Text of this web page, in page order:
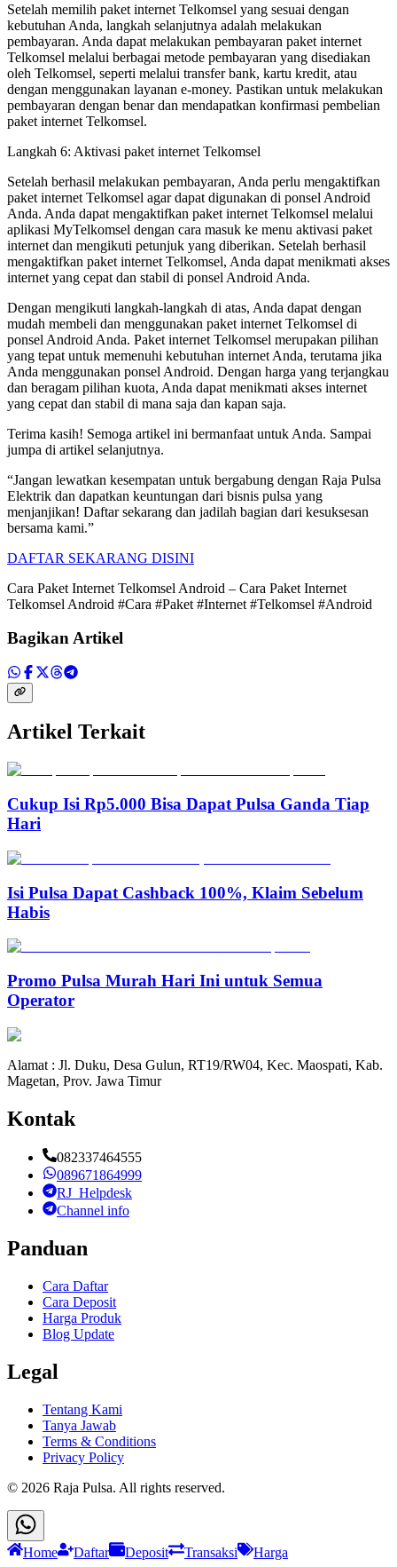
Setelah memilih paket internet Telkomsel yang sesuai dengan
kebutuhan Anda, langkah selanjutnya adalah melakukan
pembayaran. Anda dapat melakukan pembayaran paket internet
Telkomsel melalui berbagai metode pembayaran yang disediakan
oleh Telkomsel, seperti melalui transfer bank, kartu kredit, atau
dengan menggunakan layanan e-money. Pastikan untuk melakukan
pembayaran dengan benar dan mendapatkan konfirmasi pembelian
paket internet Telkomsel.
Langkah 6: Aktivasi paket internet Telkomsel
Setelah berhasil melakukan pembayaran, Anda perlu mengaktifkan
paket internet Telkomsel agar dapat digunakan di ponsel Android
Anda. Anda dapat mengaktifkan paket internet Telkomsel melalui
aplikasi MyTelkomsel dengan cara masuk ke menu aktivasi paket
internet dan mengikuti petunjuk yang diberikan. Setelah berhasil
mengaktifkan paket internet Telkomsel, Anda dapat menikmati akses
internet yang cepat dan stabil di ponsel Android Anda.
Dengan mengikuti langkah-langkah di atas, Anda dapat dengan
mudah membeli dan menggunakan paket internet Telkomsel di
ponsel Android Anda. Paket internet Telkomsel merupakan pilihan
yang tepat untuk memenuhi kebutuhan internet Anda, terutama jika
Anda menggunakan ponsel Android. Dengan harga yang terjangkau
dan beragam pilihan kuota, Anda dapat menikmati akses internet
yang cepat dan stabil di mana saja dan kapan saja.
Terima kasih! Semoga artikel ini bermanfaat untuk Anda. Sampai
jumpa di artikel selanjutnya.
“Jangan lewatkan kesempatan untuk bergabung dengan Raja Pulsa
Elektrik dan dapatkan keuntungan dari bisnis pulsa yang
menjanjikan! Daftar sekarang dan jadilah bagian dari kesuksesan
bersama kami.”
DAFTAR SEKARANG DISINI
Cara Paket Internet Telkomsel Android – Cara Paket Internet
Telkomsel Android #Cara #Paket #Internet #Telkomsel #Android
Bagikan Artikel
Artikel Terkait
Cukup Isi Rp5.000 Bisa Dapat Pulsa Ganda Tiap
Hari
Isi Pulsa Dapat Cashback 100%, Klaim Sebelum
Habis
Promo Pulsa Murah Hari Ini untuk Semua
Operator
Alamat : Jl. Duku, Desa Gulun, RT19/RW04, Kec. Maospati, Kab.
Magetan, Prov. Jawa Timur
Kontak
082337464555
089671864999
RJ_Helpdesk
Channel info
Panduan
Cara Daftar
Cara Deposit
Harga Produk
Blog Update
Legal
Tentang Kami
Tanya Jawab
Terms & Conditions
Privacy Policy
© 2026 Raja Pulsa. All rights reserved.
Home Daftar Deposit Transaksi Harga